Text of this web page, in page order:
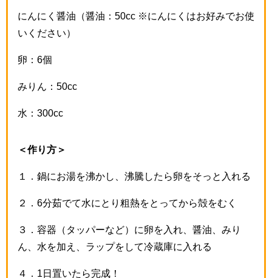
にんにく醤油（醤油：50cc ※にんにくはお好みでお使
いください）
卵：6個
みりん：50cc
水：300cc
＜作り方＞
１．鍋にお湯を沸かし、沸騰したら卵をそっと入れる
２．6分茹でて水にとり粗熱をとってから殻をむく
３．容器（タッパーなど）に卵を入れ、醤油、みり
ん、水を加え、ラップをして冷蔵庫に入れる
４．1日置いたら完成！